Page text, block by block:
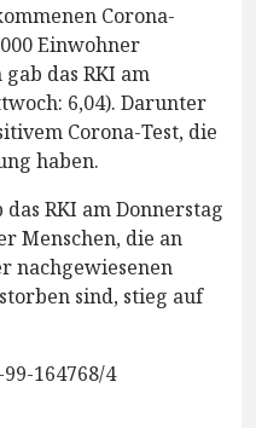
Corona-
Einwohner
das RKI am
6,04). Darunter
Corona-Test, die
haben.
RKI am Donnerstag
Menschen, die an
nachgewiesenen
sind, stieg auf
164768/4